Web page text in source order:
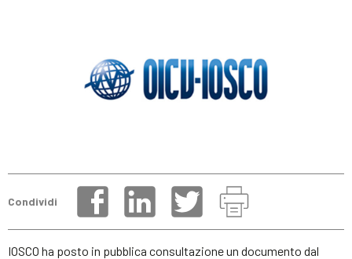
Condividi
IOSCO ha posto in pubblica consultazione un documento dal